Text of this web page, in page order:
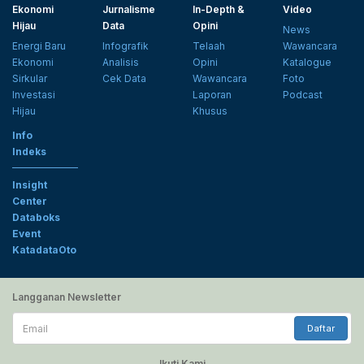
Ekonomi
Hijau
Energi Baru
Ekonomi
Sirkular
Investasi
Hijau
Jurnalisme
Data
Infografik
Analisis
Cek Data
In-Depth &
Opini
Telaah
Opini
Wawancara
Laporan
Khusus
Video
News
Wawancara
Katalogue
Foto
Podcast
Info
Indeks
Insight
Center
Databoks
Event
KatadataOto
Langganan Newsletter
Email
Daftar